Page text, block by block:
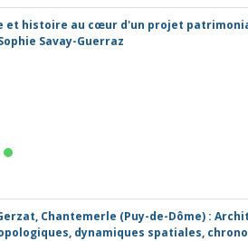
et histoire au cœur d'un projet
Savay-Guerraz
Chantemerle (Puy-de-Dôme) :
dynamiques spatiales,